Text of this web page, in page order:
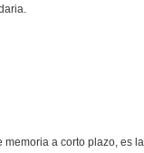
a corto plazo, es